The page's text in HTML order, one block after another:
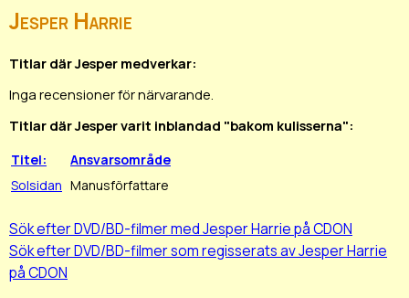
Jesper Harrie
Titlar där Jesper medverkar:
Inga recensioner för närvarande.
Titlar där Jesper varit inblandad "bakom kulisserna":
Titel:
Ansvarsområde
Solsidan Manusförfattare
Sök efter DVD/BD-filmer med Jesper Harrie på CDON
Sök efter DVD/BD-filmer som regisserats av Jesper Harrie
på CDON